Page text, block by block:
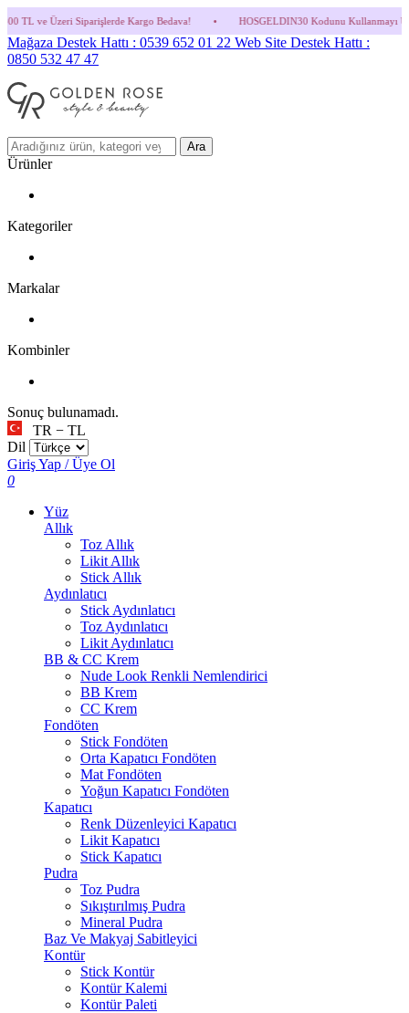
Kargo Bedava! • HOSGELDIN30 Kodunu Kullanmayı Unutma! (Parfüm ve
Mağaza Destek Hattı : 0539 652 01 22 Web Site Destek Hattı :
0850 532 47 47
Ara
Ürünler
Kategoriler
Markalar
Kombinler
Sonuç bulunamadı.
TR − TL
Dil
Giriş Yap / Üye Ol
0
Yüz
Allık
Toz Allık
Likit Allık
Stick Allık
Aydınlatıcı
Stick Aydınlatıcı
Toz Aydınlatıcı
Likit Aydınlatıcı
BB & CC Krem
Nude Look Renkli Nemlendirici
BB Krem
CC Krem
Fondöten
Stick Fondöten
Orta Kapatıcı Fondöten
Mat Fondöten
Yoğun Kapatıcı Fondöten
Kapatıcı
Renk Düzenleyici Kapatıcı
Likit Kapatıcı
Stick Kapatıcı
Pudra
Toz Pudra
Sıkıştırılmış Pudra
Mineral Pudra
Baz Ve Makyaj Sabitleyici
Kontür
Stick Kontür
Kontür Kalemi
Kontür Paleti